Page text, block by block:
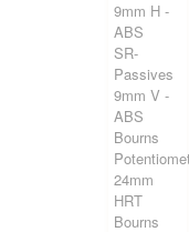
9mm H -
ABS
SR-
Passives
9mm V -
ABS
Bourns
24mm
HRT
Bourns